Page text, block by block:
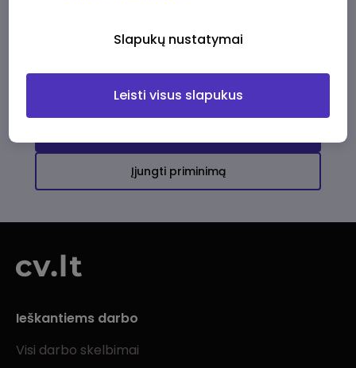
darbo pasiūlymų
Įjungti priminimą
Ieškantiems darbo
Visi darbo skelbimai
Slapukų nustatymai
Leisti visus slapukus